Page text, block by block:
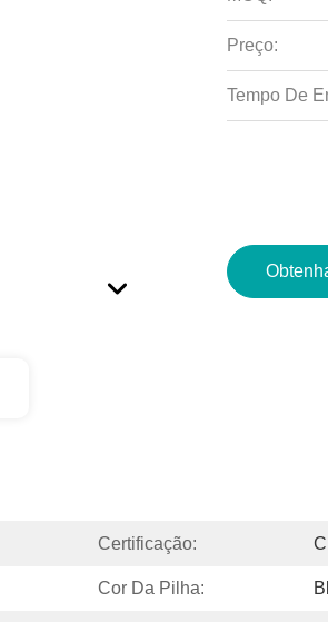
Preço:
Tempo De
Certificação:
Cor Da Pilha: